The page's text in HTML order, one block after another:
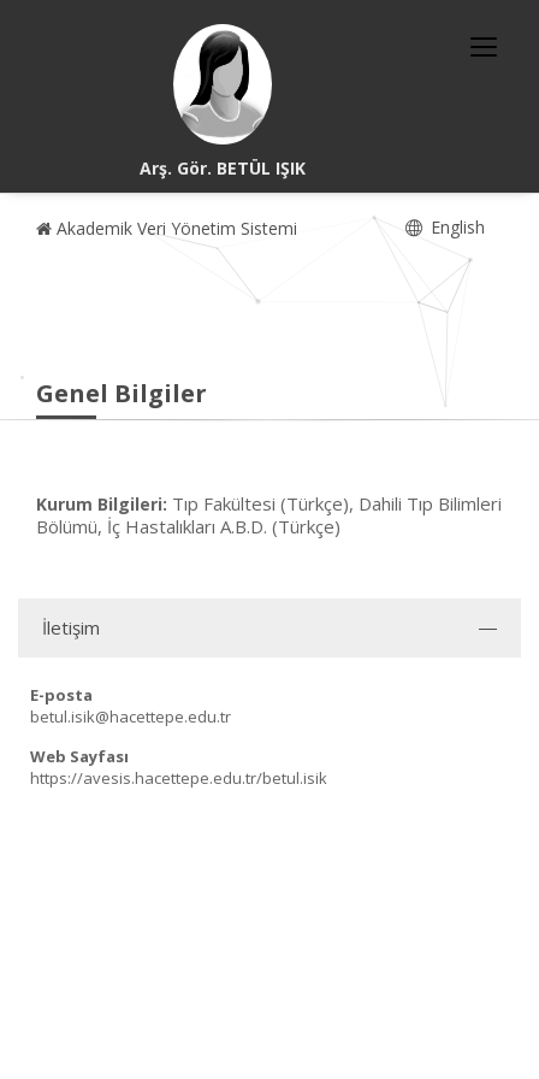
Arş. Gör. BETÜL IŞIK
Akademik Veri Yönetim Sistemi English
Genel Bilgiler
Kurum Bilgileri: Tıp Fakültesi (Türkçe), Dahili Tıp Bilimleri
Bölümü, İç Hastalıkları A.B.D. (Türkçe)
İletişim
E-posta
betul.isik@hacettepe.edu.tr
Web Sayfası
https://avesis.hacettepe.edu.tr/betul.isik